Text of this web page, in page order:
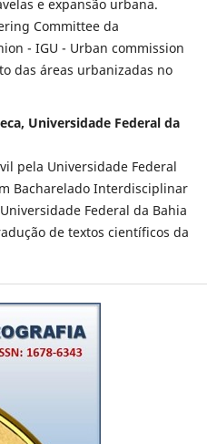
e expansão urbana.
Committee da
- IGU - Urban commission
das áreas urbanizadas no
Universidade Federal da
pela Universidade Federal
Bacharelado Interdisciplinar
Federal da Bahia
de textos científicos da